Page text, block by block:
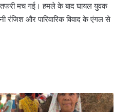
तफरी मच गई। हमले के बाद घायल युवक
रंजिश और पारिवारिक विवाद के एंगल से